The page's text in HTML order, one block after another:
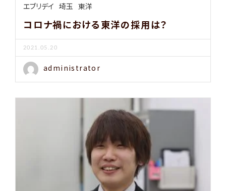
エブリデイ 埼玉 東洋
コロナ禍における東洋の採用は？
2021.05.20
administrator